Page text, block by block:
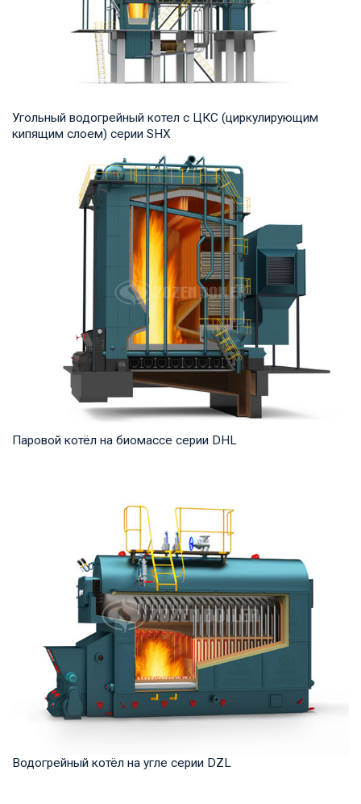
Угольный водогрейный котел с ЦКС (циркулирующим
кипящим слоем) серии SHX
Горячая вода Рабочее давление: 1,25-2,5 МПа Тепловая
мощность продукта: 7-91 МВт Температура н...
Паровой котёл на биомассе серии DHL
продукта: 20-75 т/ч Температура на выходе...
Водогрейный котёл на угле серии DZL